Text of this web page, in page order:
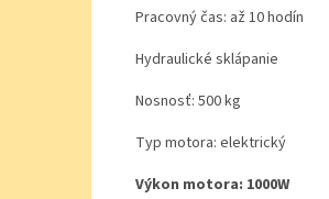
Pracovný čas: až 10 hodín
Hydraulické sklápanie
Nosnosť: 500 kg
Typ motora: elektrický
Výkon motora: 1000W